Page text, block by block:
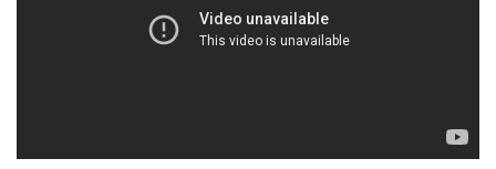
للحلقة السابقة